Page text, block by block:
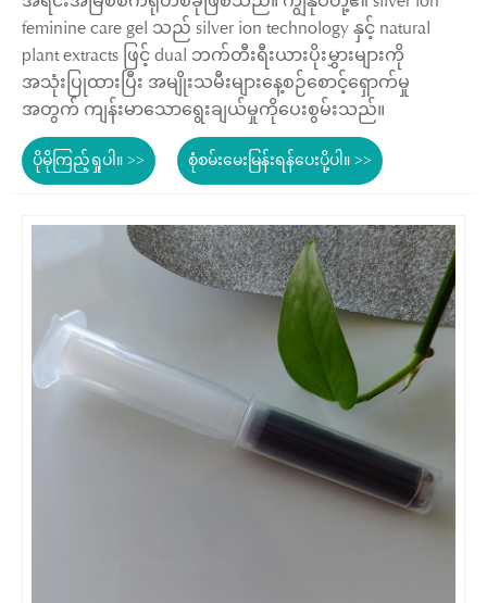
feminine care gel သည် silver ion technology နှင့် natural
plant extracts ဖြင့် dual ဘက်တီးရီးယားပိုးမွှားများကို
အသုံးပြုထားပြီး အမျိုးသမီးများနေ့စဉ်စောင့်ရှောက်မှု
အတွက် ကျန်းမာသောရွေးချယ်မှုကိုပေးစွမ်းသည်။
ပိုမိုကြည့်ရှုပါ။ >> စုံစမ်းမေးမြန်းရန်ပေးပို့ပါ။ >>